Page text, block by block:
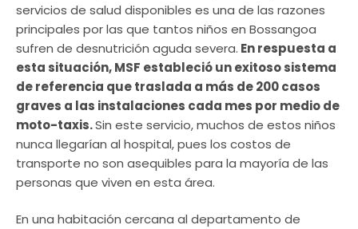
servicios de salud disponibles es una de las razones
principales por las que tantos niños en Bossangoa
sufren de desnutrición aguda severa. En respuesta a
esta situación, MSF estableció un exitoso sistema
de referencia que traslada a más de 200 casos
graves a las instalaciones cada mes por medio de
moto-taxis.Sin este servicio, muchos de estos niños
nunca llegarían al hospital, pues los costos de
transporte no son asequibles para la mayoría de las
personas que viven en esta área.
En una habitación cercana al departamento de